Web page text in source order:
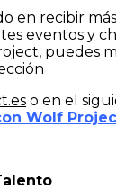
en recibir
eventos y
puedes
o en el
Wolf